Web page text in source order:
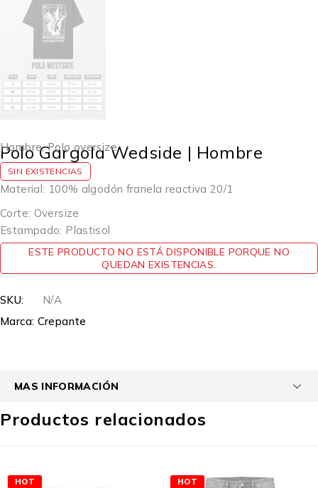
Hombre,Polo oversize
Polo Gargola Wedside | Hombre
SIN EXISTENCIAS
Material: 100% algodón franela reactiva 20/1
Corte: Oversize
Estampado: Plastisol
ESTE PRODUCTO NO ESTÁ DISPONIBLE PORQUE NO
QUEDAN EXISTENCIAS.
SKU:
N/A
Marca: Crepante
MAS INFORMACIÓN
Productos relacionados
HOT HOT